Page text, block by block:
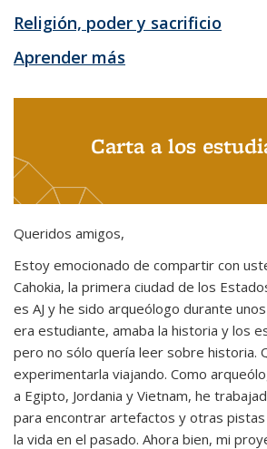
Religión, poder y sacrificio
Aprender más
Carta a los
Queridos amigos,
Estoy emocionado de compartir con
Cahokia, la primera ciudad de los
es AJ y he sido arqueólogo durante
era estudiante, amaba la historia y los
pero no sólo quería leer sobre historia.
experimentarla viajando. Como
a Egipto, Jordania y Vietnam, he
para encontrar artefactos y otras pistas
la vida en el pasado. Ahora bien, mi